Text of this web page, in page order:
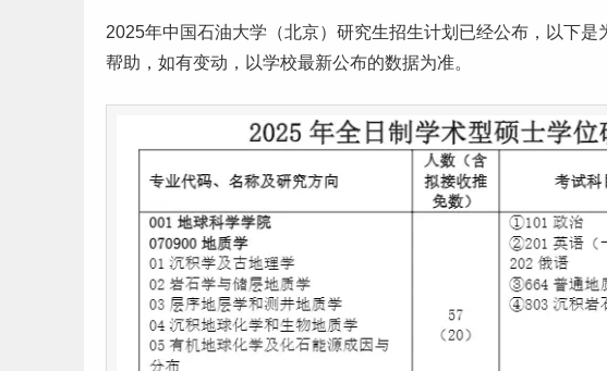
2025年中国石油大学（北京） 研究生招生计划已经公布，以下是
帮助，如有变动，以学校最新公布的数据为准。